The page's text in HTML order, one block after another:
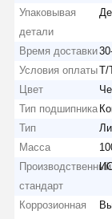
Упаковывая
детали
Время доставки
Условия оплатыТ/
Цвет
Тип подшипника
Тип
Масса
Производственный
стандарт
Коррозионная